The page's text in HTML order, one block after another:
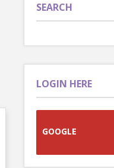
SEARCH
LOGIN HERE
GOOGLE